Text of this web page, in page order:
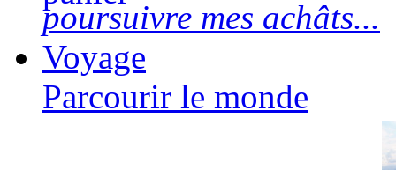
poursuivre mes achâts...
Voyage
Parcourir le monde